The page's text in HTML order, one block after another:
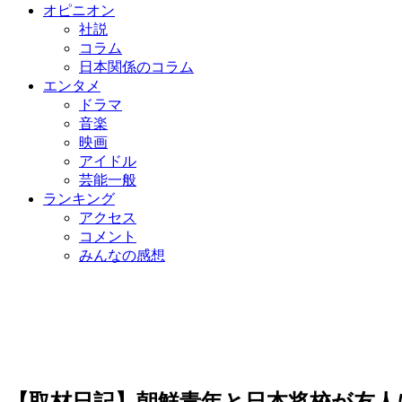
オピニオン
社説
コラム
日本関係のコラム
エンタメ
ドラマ
音楽
映画
アイドル
芸能一般
ランキング
アクセス
コメント
みんなの感想